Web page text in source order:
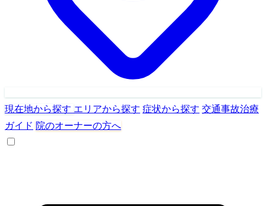
現在地から探す エリアから探す 症状から探す 交通事故治療
ガイド 院のオーナーの方へ